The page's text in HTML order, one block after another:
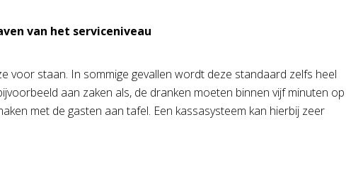
van het serviceniveau
voor staan. In sommige gevallen wordt deze standaard zelfs heel
aan zaken als, de dranken moeten binnen vijf minuten op
met de gasten aan tafel. Een kassasysteem kan hierbij zeer